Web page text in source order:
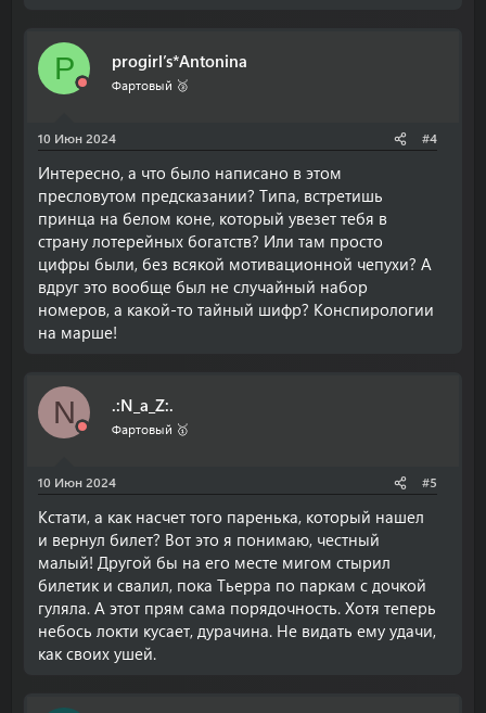
P progirl’s*Antonina
Фартовый 🥉
10 Июн 2024 #4
Интересно, а что было написано в этом
пресловутом предсказании? Типа, встретишь
принца на белом коне, который увезет тебя в
страну лотерейных богатств? Или там просто
цифры были, без всякой мотивационной чепухи? А
вдруг это вообще был не случайный набор
номеров, а какой-то тайный шифр? Конспирологии
на марше!
N .:N_a_Z:.
Фартовый 🥇
10 Июн 2024 #5
Кстати, а как насчет того паренька, который нашел
и вернул билет? Вот это я понимаю, честный
малый! Другой бы на его месте мигом стырил
билетик и свалил, пока Тьерра по паркам с дочкой
гуляла. А этот прям сама порядочность. Хотя теперь
небось локти кусает, дурачина. Не видать ему удачи,
как своих ушей.